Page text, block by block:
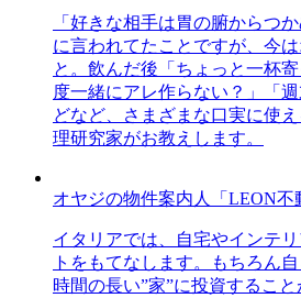
「好きな相手は胃の腑からつ
に言われてたことですが、今
と。飲んだ後「ちょっと一杯
度一緒にアレ作らない？」「
どなど、さまざまな口実に使
理研究家がお教えします。
オヤジの物件案内人「LEON不
イタリアでは、自宅やインテ
トをもてなします。もちろん
時間の長い”家”に投資するこ